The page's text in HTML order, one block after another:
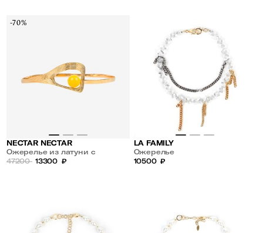
-70%
NECTAR NECTAR
Ожерелье из латуни с
натуральным камнем кварц
47200 13300 ₽
LA FAMILY
Ожерелье
10500 ₽